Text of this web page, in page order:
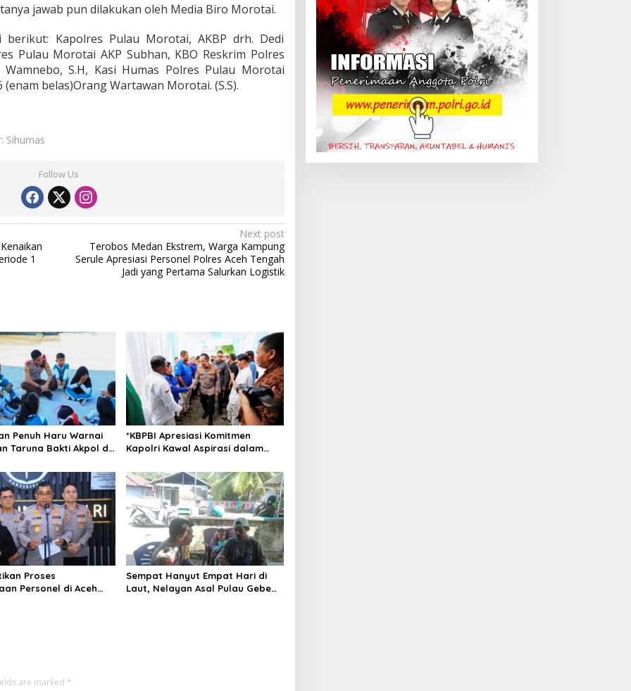
jawab pun dilakukan oleh Media Biro Morotai.
berikut: Kapolres Pulau Morotai, AKBP drh. Dedi
Pulau Morotai AKP Subhan, KBO Reskrim Polres
S.H, Kasi Humas Polres Pulau Morotai
(enam belas)Orang Wartawan Morotai. (S.S).
Sihumas
Follow Us
1
Next post
Terobos Medan Ekstrem, Warga Kampung
Serule Apresiasi Personel Polres Aceh Tengah
Jadi yang Pertama Salurkan Logistik
Penuh Haru Warnai
Taruna Bakti Akpol di
*KBPBI Apresiasi Komitmen
Kapolri Kawal Aspirasi dalam
Ketenagakerjaan*
Proses
Personel di Aceh
Sempat Hanyut Empat Hari di
Laut, Nelayan Asal Pulau Gebe
are marked *